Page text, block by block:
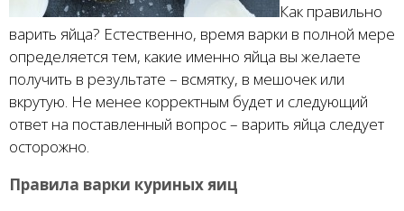
Как правильно
варить яйца? Естественно, время варки в полной мере
определяется тем, какие именно яйца вы желаете
получить в результате – всмятку, в мешочек или
вкрутую. Не менее корректным будет и следующий
ответ на поставленный вопрос – варить яйца следует
осторожно.
Правила варки куриных яиц